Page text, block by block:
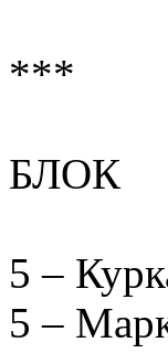
***
БЛОК
5 –
5 –